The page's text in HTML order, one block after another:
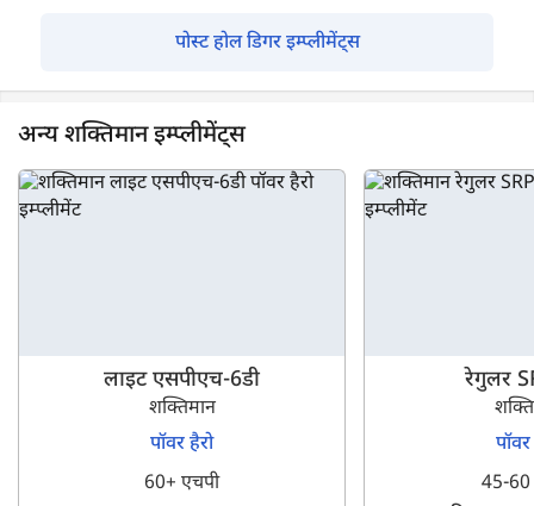
पोस्ट होल डिगर इम्प्लीमेंट्स
अन्य शक्तिमान इम्प्लीमेंट्स
लाइट एसपीएच-6डी
शक्तिमान
पॉवर हैरो
60+ एचपी
रेगुलर
45-60